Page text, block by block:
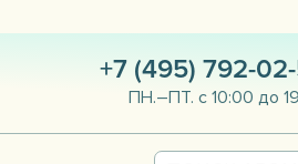
+7 (495) 792-
ПН.–ПТ. с 10:00 до